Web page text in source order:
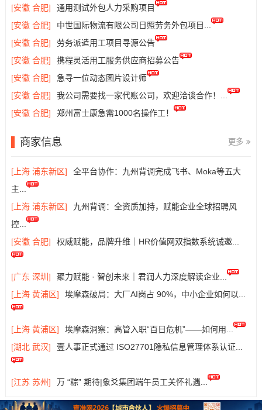
[安徽 合肥]
通用测试外包人力采购项目
[安徽 合肥]
中世国际物流有限公司日照劳务外包项目...
[安徽 合肥]
劳务派遣用工项目寻源公告
[安徽 合肥]
携程灵活用工服务供应商招募公告
[安徽 合肥]
急寻一位动态图片设计师
[安徽 合肥]
我公司需要找一家代账公司，欢迎洽谈合作！...
[安徽 合肥]
郑州富士康急需1000名操作工！
商家信息 更多
[上海 浦东新区]
全平台协作：九州背调完成飞书、Moka等五大
主...
[上海 浦东新区]
九州背调：全资质加持，赋能企业全球招聘风
控...
[安徽 合肥]
权威赋能，品牌升维｜HR价值网双指数系统诚邀...
[广东 深圳]
聚力赋能 · 智创未来｜君润人力深度解读企业...
[上海 黄浦区]
埃摩森破局：大厂AI岗占 90%，中小企业如何以...
[上海 黄浦区]
埃摩森洞察：高管入职“百日危机”——如何用...
[湖北 武汉]
壹人事正式通过 ISO27701隐私信息管理体系认证...
[江苏 苏州] 万 “粽” 期待|象爻集团端午员工关怀礼遇...